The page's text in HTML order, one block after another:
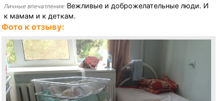
Личные впечатления: Вежливые и доброжелательные люди. И
к мамам и к деткам.
Фото к отзыву: